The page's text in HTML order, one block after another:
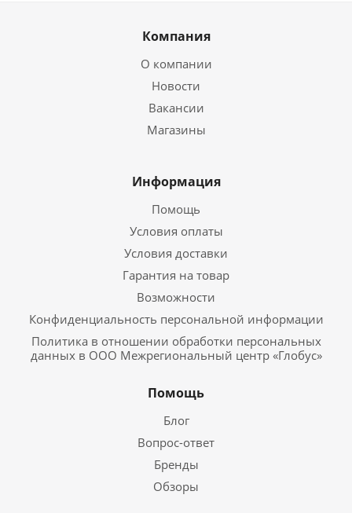
Компания
О компании
Новости
Вакансии
Магазины
Информация
Помощь
Условия оплаты
Условия доставки
Гарантия на товар
Возможности
Конфиденциальность персональной информации
Политика в отношении обработки персональных
данных в ООО Межрегиональный центр «Глобус»
Помощь
Блог
Вопрос-ответ
Бренды
Обзоры